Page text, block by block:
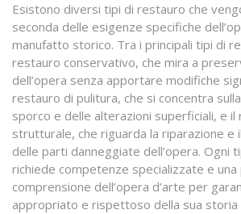
Esistono diversi tipi di restauro che
seconda delle esigenze specifiche
manufatto storico. Tra i principali tipi di
restauro conservativo, che mira a
dell’opera senza apportare modifiche
restauro di pulitura, che si concentra
sporco e delle alterazioni superficiali, e il
strutturale, che riguarda la riparazione e
delle parti danneggiate dell’opera. Ogni
richiede competenze specializzate e
comprensione dell’opera d’arte per
appropriato e rispettoso della sua storia